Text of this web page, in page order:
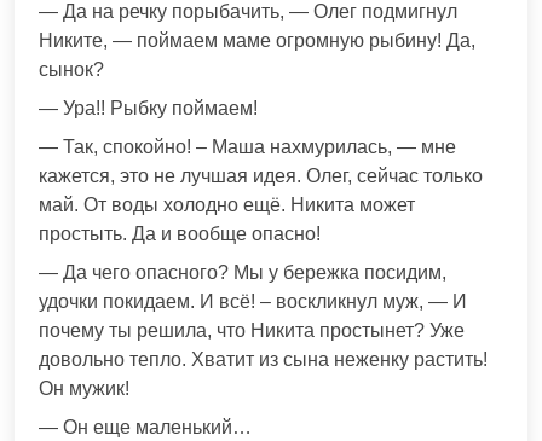
— Да на речку порыбачить, — Олег подмигнул
Никите, — поймаем маме огромную рыбину! Да,
сынок?
— Ура!! Рыбку поймаем!
— Так, спокойно! – Маша нахмурилась, — мне
кажется, это не лучшая идея. Олег, сейчас только
май. От воды холодно ещё. Никита может
простыть. Да и вообще опасно!
— Да чего опасного? Мы у бережка посидим,
удочки покидаем. И всё! – воскликнул муж, — И
почему ты решила, что Никита простынет? Уже
довольно тепло. Хватит из сына неженку растить!
Он мужик!
— Он еще маленький…